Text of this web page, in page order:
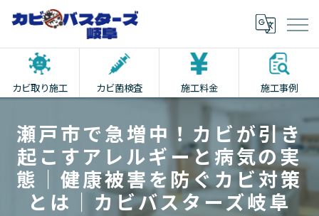
カビ取り施工 カビ菌検査 施工料金 施工事例
瀬戸市で急増中！カビが引き
起こすアレルギーと病気の実
態｜健康被害を防ぐカビ対策
とは｜カビバスターズ岐阜